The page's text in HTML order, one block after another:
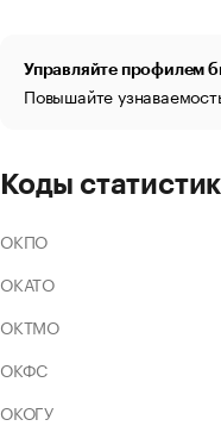
Управляйте профилем
Повышайте
Коды
ОКПО
ОКАТО
ОКТМО
ОКФС
ОКОГУ